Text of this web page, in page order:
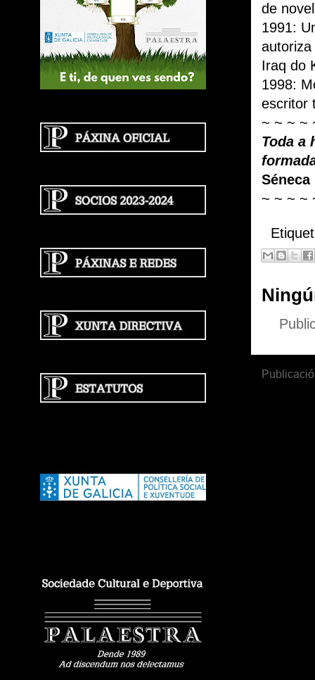
de
1991:
Iraq do
1998:
escritor
~ ~ ~ ~
Toda a
Séneca
~ ~ ~ ~